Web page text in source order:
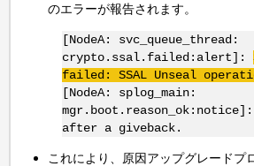
のエラーが報告されます。
[NodeA: svc_queue_thread:
crypto.ssal.failed:alert]:
failed: SSAL Unseal
[NodeA: splog_main:
mgr.boot.reason_ok:notice]:
after a giveback.
これにより、原因アップグレードプ